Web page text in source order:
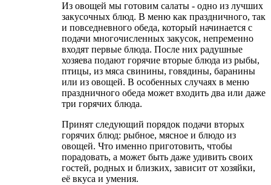
Из овощей мы готовим салаты - одно из лучших
закусочных блюд. В меню как праздничного, так
и повседневного обеда, который начинается с
подачи многочисленных закусок, непременно
входят первые блюда. После них радушные
хозяева подают горячие вторые блюда из рыбы,
птицы, из мяса свинины, говядины, баранины
или из овощей. В особенных случаях в меню
праздничного обеда может входить два или даже
три горячих блюда.
Принят следующий порядок подачи вторых
горячих блюд: рыбное, мясное и блюдо из
овощей. Что именно приготовить, чтобы
порадовать, а может быть даже удивить своих
гостей, родных и близких, зависит от хозяйки,
её вкуса и умения.